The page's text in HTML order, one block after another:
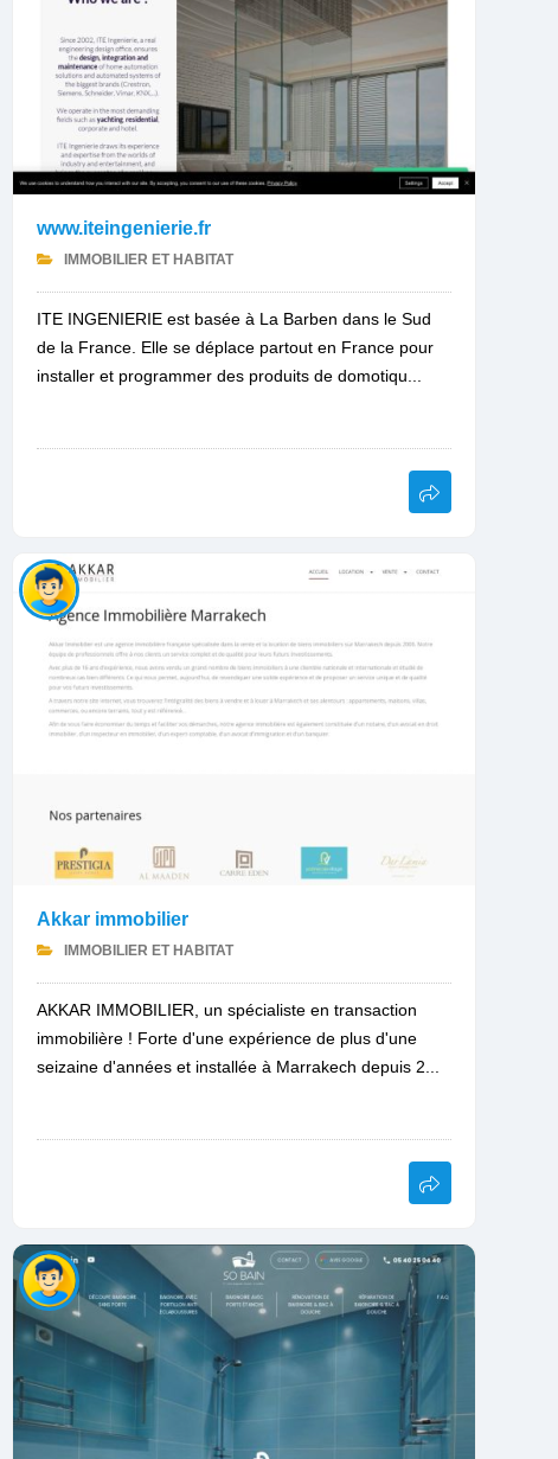
www.iteingenierie.fr
IMMOBILIER ET HABITAT
ITE INGENIERIE est basée à La Barben dans le Sud
de la France. Elle se déplace partout en France pour
installer et programmer des produits de domotiqu...
Akkar immobilier
IMMOBILIER ET HABITAT
AKKAR IMMOBILIER, un spécialiste en transaction
immobilière ! Forte d'une expérience de plus d'une
seizaine d'années et installée à Marrakech depuis 2...